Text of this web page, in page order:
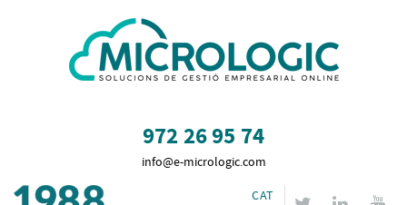
972 26 95 74
info@e-micrologic.com
CAT